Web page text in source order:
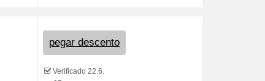
pegar descento
Verificado 22.6.